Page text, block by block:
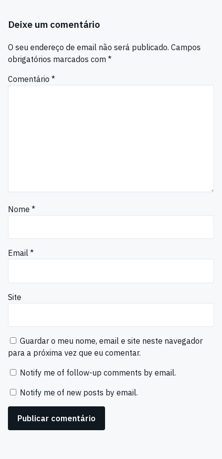
Deixe um comentário
O seu endereço de email não será publicado. Campos
obrigatórios marcados com *
Comentário *
Nome *
Email *
Site
Guardar o meu nome, email e site neste navegador
para a próxima vez que eu comentar.
Notify me of follow-up comments by email.
Notify me of new posts by email.